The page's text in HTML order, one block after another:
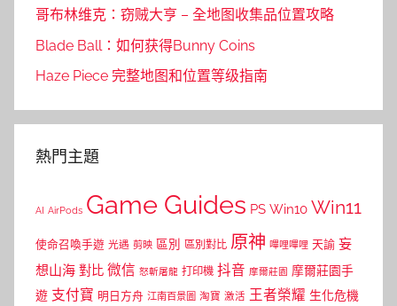
哥布林维克：窃贼大亨 – 全地图收集品位置攻略
Blade Ball：如何获得Bunny Coins
Haze Piece 完整地图和位置等级指南
熱門主題
AI AirPods Game Guides PS Win10 Win11
使命召喚手遊 光遇 剪映 區別 區別對比 原神 嗶哩嗶哩 天諭 妄
想山海 對比 微信 怒斬屠龍 打印機 抖音 摩爾莊園 摩爾莊園手
遊 支付寶 明日方舟 江南百景圖 淘寶 激活 王者榮耀 生化危機